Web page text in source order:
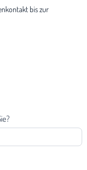
bis zur